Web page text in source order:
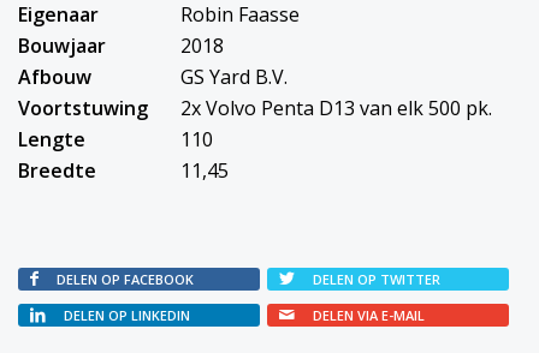
Eigenaar
Robin Faasse
Bouwjaar
2018
Afbouw
GS Yard B.V.
Voortstuwing
2x Volvo Penta D13 van elk 500 pk.
Lengte
110
Breedte
11,45
DELEN OP FACEBOOK
DELEN OP TWITTER
DELEN OP LINKEDIN
DELEN VIA E-MAIL